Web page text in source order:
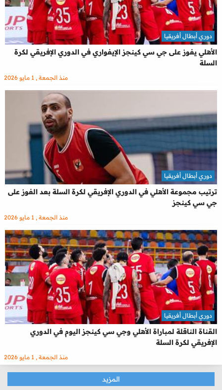
الأهلي يفوز على جي سي كينجز الإيفواري في الدوري الإفريقي لكرة
السلة
دوري أبطال أفريقيا
منذ الجمعة , 1 مايو 2026
ترتيب مجموعة الأهلي في الدوري الإفريقي لكرة السلة بعد الفوز على
جي سي كينجز
دوري أبطال أفريقيا
منذ الجمعة , 1 مايو 2026
القناة الناقلة لمباراة الأهلي وجي سي كينجز اليوم في الدوري
الإفريقي لكرة السلة
دوري أبطال أفريقيا
منذ الجمعة , 1 مايو 2026
المزيد